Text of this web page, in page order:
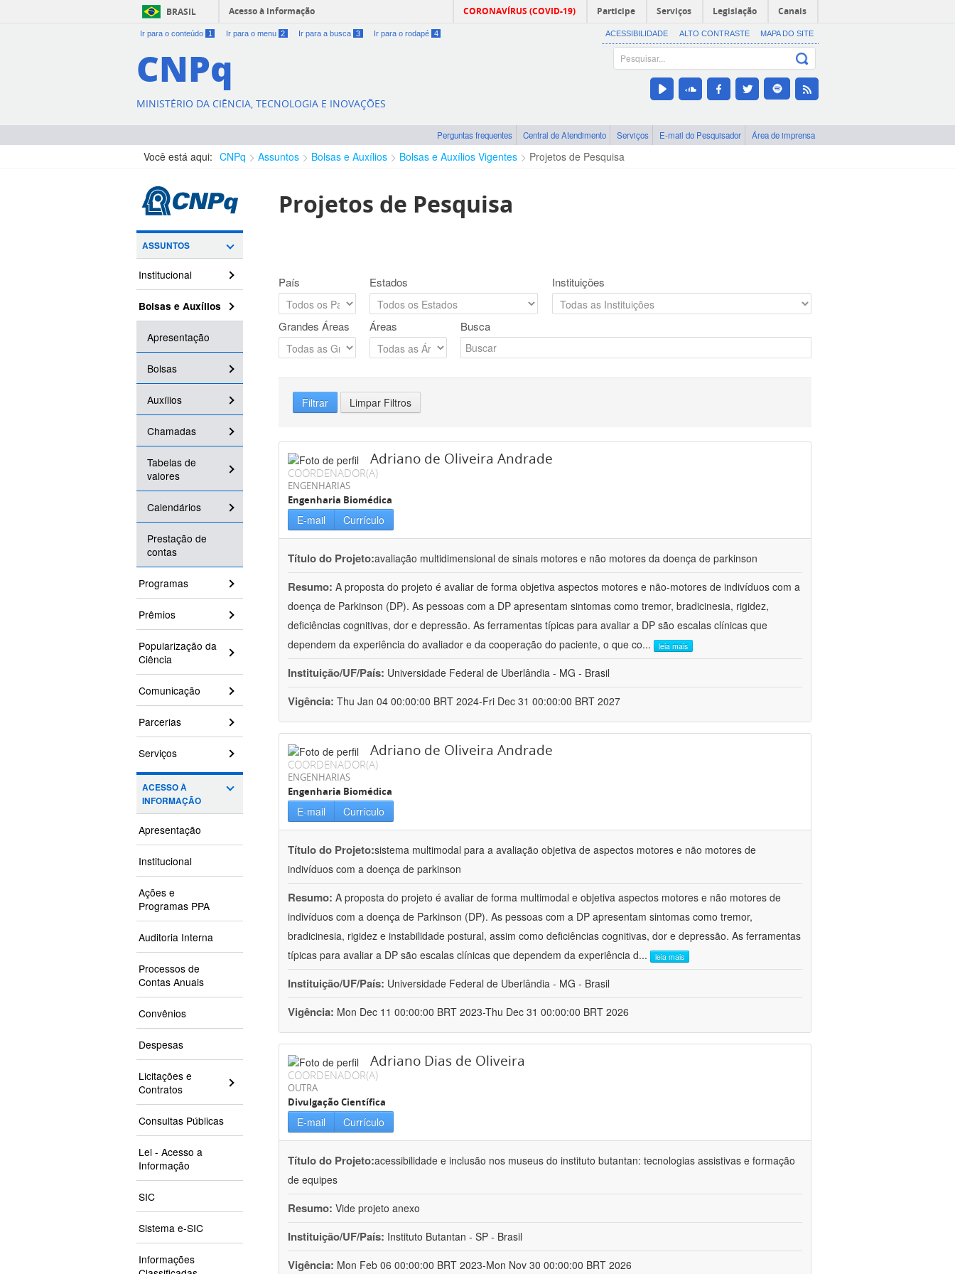
BRASIL Acesso à informação CORONAVÍRUS (COVID-19) Participe Serviços Legislação Canais
Ir para o conteúdo 1 Ir para o menu 2 Ir para a busca 3 Ir para o rodapé 4 ACESSIBILIDADE ALTO CONTRASTE MAPA DO SITE
CNPq
MINISTÉRIO DA CIÊNCIA, TECNOLOGIA E INOVAÇÕES
Perguntas frequentes Central de Atendimento Serviços E-mail do Pesquisador Área de imprensa
Você está aqui: CNPq Assuntos Bolsas e Auxílios Bolsas e Auxílios Vigentes Projetos de Pesquisa
ASSUNTOS
Institucional
Bolsas e Auxílios
Apresentação
Bolsas
Auxílios
Chamadas
Tabelas de
valores
Calendários
Prestação de
contas
Programas
Prêmios
Popularização da
Ciência
Comunicação
Parcerias
Serviços
ACESSO À
INFORMAÇÃO
Apresentação
Institucional
Ações e
Programas PPA
Auditoria Interna
Processos de
Contas Anuais
Convênios
Despesas
Licitações e
Contratos
Consultas Públicas
Lei - Acesso a
Informação
SIC
Sistema e-SIC
Informações
Projetos de Pesquisa
País Estados Instituições
Grandes Áreas Áreas Busca
Filtrar Limpar Filtros
Adriano de Oliveira Andrade
COORDENADOR(A)
ENGENHARIAS
Engenharia Biomédica
E-mail Currículo
Título do Projeto:avaliação multidimensional de sinais motores e não motores da doença de parkinson
Resumo: A proposta do projeto é avaliar de forma objetiva aspectos motores e não-motores de indivíduos com a
doença de Parkinson (DP). As pessoas com a DP apresentam sintomas como tremor, bradicinesia, rigidez,
deficiências cognitivas, dor e depressão. As ferramentas típicas para avaliar a DP são escalas clínicas que
dependem da experiência do avaliador e da cooperação do paciente, o que co... leia mais
Instituição/UF/País: Universidade Federal de Uberlândia - MG - Brasil
Vigência: Thu Jan 04 00:00:00 BRT 2024-Fri Dec 31 00:00:00 BRT 2027
Adriano de Oliveira Andrade
COORDENADOR(A)
ENGENHARIAS
Engenharia Biomédica
E-mail Currículo
Título do Projeto:sistema multimodal para a avaliação objetiva de aspectos motores e não motores de
indivíduos com a doença de parkinson
Resumo: A proposta do projeto é avaliar de forma multimodal e objetiva aspectos motores e não motores de
indivíduos com a doença de Parkinson (DP). As pessoas com a DP apresentam sintomas como tremor,
bradicinesia, rigidez e instabilidade postural, assim como deficiências cognitivas, dor e depressão. As ferramentas
típicas para avaliar a DP são escalas clínicas que dependem da experiência d... leia mais
Instituição/UF/País: Universidade Federal de Uberlândia - MG - Brasil
Vigência: Mon Dec 11 00:00:00 BRT 2023-Thu Dec 31 00:00:00 BRT 2026
Adriano Dias de Oliveira
COORDENADOR(A)
OUTRA
Divulgação Científica
E-mail Currículo
Título do Projeto:acessibilidade e inclusão nos museus do instituto butantan: tecnologias assistivas e formação
de equipes
Resumo: Vide projeto anexo
Instituição/UF/País: Instituto Butantan - SP - Brasil
Vigência: Mon Feb 06 00:00:00 BRT 2023-Mon Nov 30 00:00:00 BRT 2026